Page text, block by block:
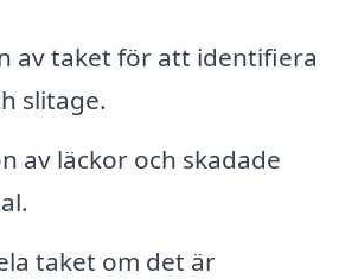
av taket för att identifiera
slitage.
av läckor och skadade
taket om det är